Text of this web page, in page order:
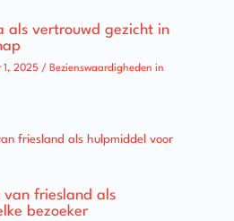
als vertrouwd gezicht in
1, 2025 / Bezienswaardigheden in
van friesland als
bezoeker